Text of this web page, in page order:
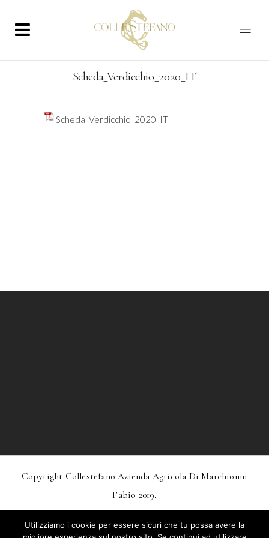
Scheda_Verdicchio_2020_IT
Scheda_Verdicchio_2020_IT
Copyright Collestefano Azienda Agricola Di Marchionni
Fabio 2019.
DesignMarkDesignStudio.itAndWebtoo.it
Privacy – Condizioni Generali Di Vendita
Utilizziamo i cookie per essere sicuri che tu possa avere la